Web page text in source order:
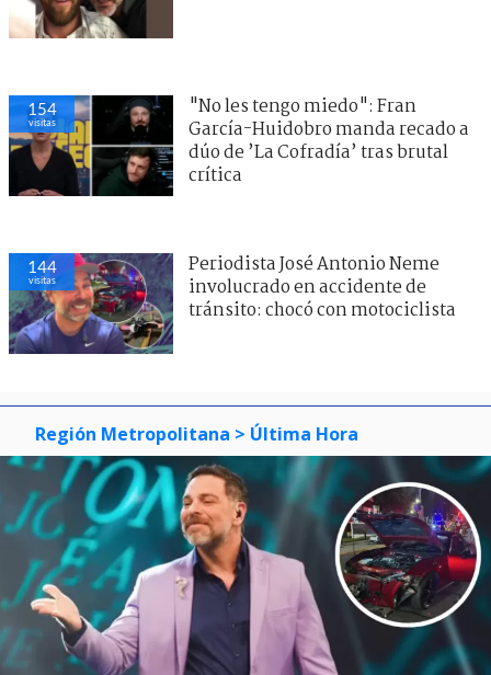
154
visitas
"No les tengo miedo": Fran
García-Huidobro manda recado a
dúo de ’La Cofradía’ tras brutal
crítica
144
visitas
Periodista José Antonio Neme
involucrado en accidente de
tránsito: chocó con motociclista
Región Metropolitana > Última Hora